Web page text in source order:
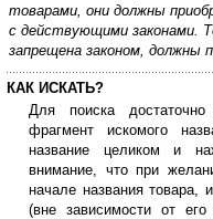
товарами, они должны
с действующими законами.
запрещена законом, должны
КАК ИСКАТЬ?
Для поиска
фрагмент искомого
название целиком и
внимание, что при
начале названия товара,
(вне зависимости от